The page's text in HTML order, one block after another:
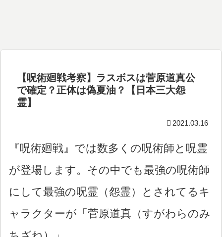
【呪術廻戦考察】ラスボスは菅原道真公
で確定？正体は偽夏油？【日本三大怨
霊】
2021.03.16
『呪術廻戦』では数多くの呪術師と呪霊
が登場します。その中でも最強の呪術師
にして最強の呪霊（怨霊）とされてるキ
ャラクターが「菅原道真（すがわらのみ